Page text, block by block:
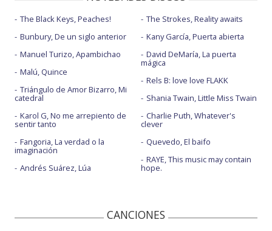
The Black Keys, Peaches!
Bunbury, De un siglo anterior
Manuel Turizo, Apambichao
Malú, Quince
Triángulo de Amor Bizarro, Mi
catedral
Karol G, No me arrepiento de
sentir tanto
Fangoria, La verdad o la
imaginación
Andrés Suárez, Lúa
The Strokes, Reality awaits
Kany García, Puerta abierta
David DeMaría, La puerta
mágica
Rels B: love love FLAKK
Shania Twain, Little Miss Twain
Charlie Puth, Whatever's
clever
Quevedo, El baifo
RAYE, This music may contain
hope.
CANCIONES